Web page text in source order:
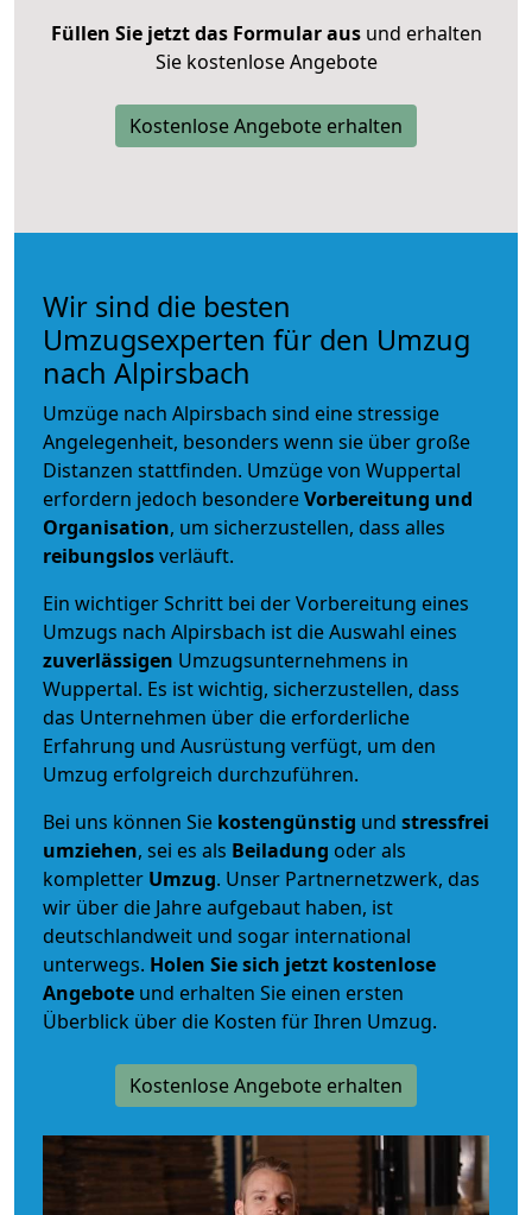
Füllen Sie jetzt das Formular ausund erhalten
Sie kostenlose Angebote
Kostenlose Angebote erhalten
Wir sind die besten
Umzugsexperten für den Umzug
nach Alpirsbach
Umzüge nach Alpirsbach sind eine stressige
Angelegenheit, besonders wenn sie über große
Distanzen stattfinden. Umzüge von Wuppertal
erfordern jedoch besondereVorbereitung und
Organisation, um sicherzustellen, dass alles
reibungslosverläuft.
Ein wichtiger Schritt bei der Vorbereitung eines
Umzugs nach Alpirsbach ist die Auswahl eines
zuverlässigen Umzugsunternehmens in
Wuppertal. Es ist wichtig, sicherzustellen, dass
das Unternehmen über die erforderliche
Erfahrung und Ausrüstung verfügt, um den
Umzug erfolgreich durchzuführen.
Bei uns können Sie kostengünstig und stressfrei
umziehen, sei es als Beiladung oder als
kompletter Umzug. Unser Partnernetzwerk, das
wir über die Jahre aufgebaut haben, ist
deutschlandweit und sogar international
unterwegs. Holen Sie sich jetzt kostenlose
Angebote und erhalten Sie einen ersten
Überblick über die Kosten für Ihren Umzug.
Kostenlose Angebote erhalten